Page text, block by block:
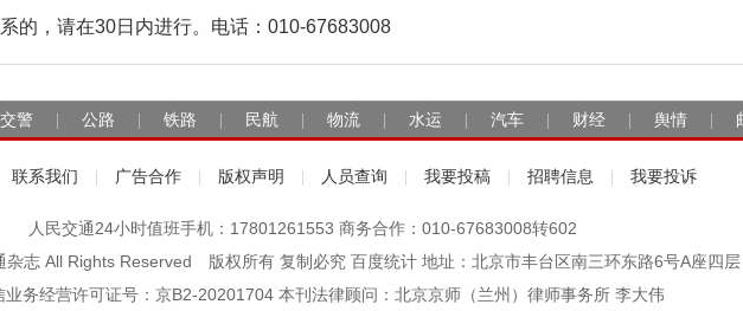
的，请在30日内进行。电话：010-67683008
交警 公路 铁路 民航 物流 水运 汽车 财经 舆情
联系我们 广告合作 版权声明 人员查询 我要投稿 招聘信息 我要投诉
人民交通24小时值班手机：17801261553 商务合作：010-67683008转602
杂志 All Rights Reserved 版权所有 复制必究 百度统计 地址：北京市丰台区南三环东路6号A座四层
业务经营许可证号：京B2-20201704 本刊法律顾问：北京京师（兰州）律师事务所 李大伟